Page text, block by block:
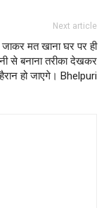
Next article
जाकर मत खाना घर पर ही
से बनाना तरीका देखकर
हैरान हो जाएगे। Bhelpuri